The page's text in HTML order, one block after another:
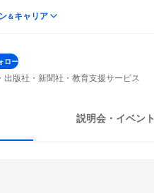
＆キャリア
ロー
出版社・新聞社・教育支援サービス
説明会・イベント